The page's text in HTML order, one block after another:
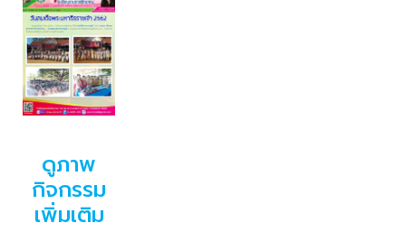
ดูภาพ
กิจกรรม
เพิ่มเติม